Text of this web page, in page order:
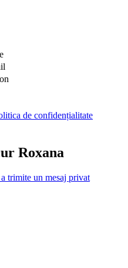
de confidențialitate
Roxana
trimite un mesaj privat